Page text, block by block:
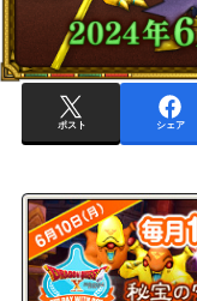
ポスト シェア